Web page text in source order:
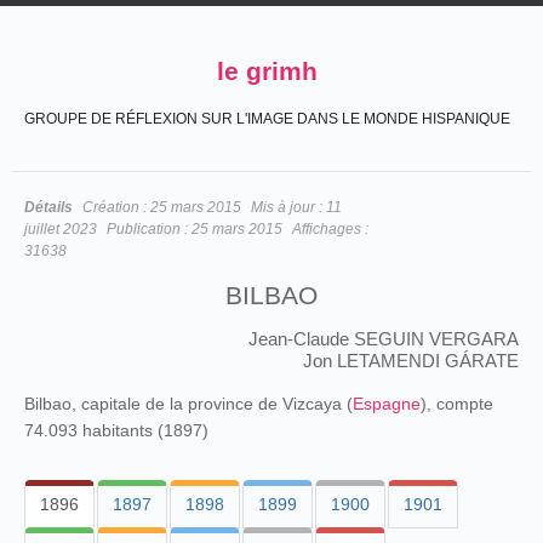
le grimh
GROUPE DE RÉFLEXION SUR L'IMAGE DANS LE MONDE HISPANIQUE
Détails Création : 25 mars 2015 Mis à jour : 11
juillet 2023 Publication : 25 mars 2015 Affichages :
31638
BILBAO
Jean-Claude SEGUIN VERGARA
Jon LETAMENDI GÁRATE
Bilbao, capitale de la province de Vizcaya (Espagne), compte
74.093 habitants (1897)
1896 1897 1898 1899 1900 1901